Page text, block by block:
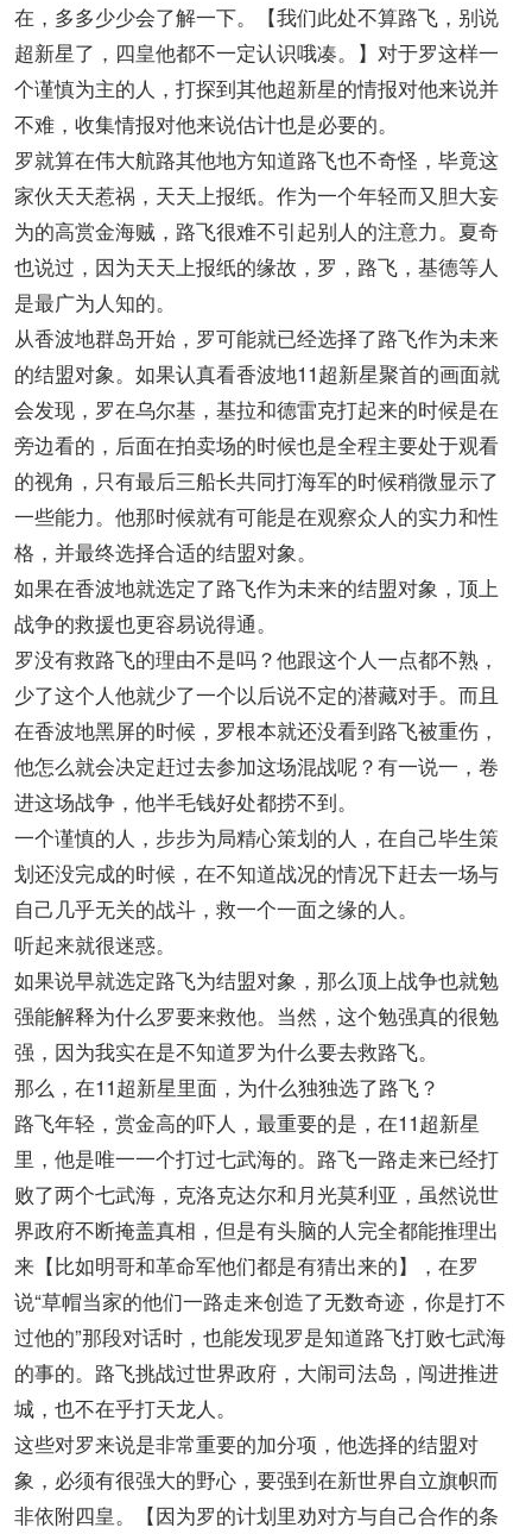
在，多多少少会了解一下。【我们此处不算路飞，别说
超新星了，四皇他都不一定认识哦凑。】对于罗这样一
个谨慎为主的人，打探到其他超新星的情报对他来说并
不难，收集情报对他来说估计也是必要的。
罗就算在伟大航路其他地方知道路飞也不奇怪，毕竟这
家伙天天惹祸，天天上报纸。作为一个年轻而又胆大妄
为的高赏金海贼，路飞很难不引起别人的注意力。夏奇
也说过，因为天天上报纸的缘故，罗，路飞，基德等人
是最广为人知的。
从香波地群岛开始，罗可能就已经选择了路飞作为未来
的结盟对象。如果认真看香波地11超新星聚首的画面就
会发现，罗在乌尔基，基拉和德雷克打起来的时候是在
旁边看的，后面在拍卖场的时候也是全程主要处于观看
的视角，只有最后三船长共同打海军的时候稍微显示了
一些能力。他那时候就有可能是在观察众人的实力和性
格，并最终选择合适的结盟对象。
如果在香波地就选定了路飞作为未来的结盟对象，顶上
战争的救援也更容易说得通。
罗没有救路飞的理由不是吗？他跟这个人一点都不熟，
少了这个人他就少了一个以后说不定的潜藏对手。而且
在香波地黑屏的时候，罗根本就还没看到路飞被重伤，
他怎么就会决定赶过去参加这场混战呢？有一说一，卷
进这场战争，他半毛钱好处都捞不到。
一个谨慎的人，步步为局精心策划的人，在自己毕生策
划还没完成的时候，在不知道战况的情况下赶去一场与
自己几乎无关的战斗，救一个一面之缘的人。
听起来就很迷惑。
如果说早就选定路飞为结盟对象，那么顶上战争也就勉
强能解释为什么罗要来救他。当然，这个勉强真的很勉
强，因为我实在是不知道罗为什么要去救路飞。
那么，在11超新星里面，为什么独独选了路飞？
路飞年轻，赏金高的吓人，最重要的是，在11超新星
里，他是唯一一个打过七武海的。路飞一路走来已经打
败了两个七武海，克洛克达尔和月光莫利亚，虽然说世
界政府不断掩盖真相，但是有头脑的人完全都能推理出
来【比如明哥和革命军他们都是有猜出来的】，在罗
说“草帽当家的他们一路走来创造了无数奇迹，你是打不
过他的”那段对话时，也能发现罗是知道路飞打败七武海
的事的。路飞挑战过世界政府，大闹司法岛，闯进推进
城，也不在乎打天龙人。
这些对罗来说是非常重要的加分项，他选择的结盟对
象，必须有很强大的野心，要强到在新世界自立旗帜而
非依附四皇。【因为罗的计划里劝对方与自己合作的条